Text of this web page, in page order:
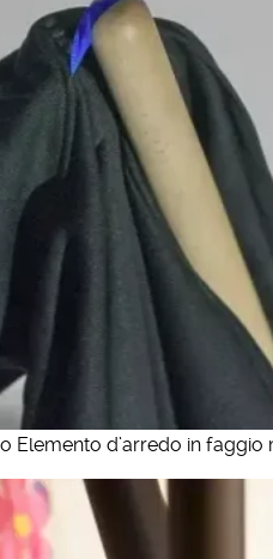
Elemento d’arredo in